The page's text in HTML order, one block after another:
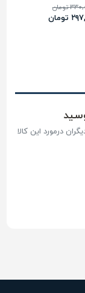
تومان
تومان
درمورد این کالا